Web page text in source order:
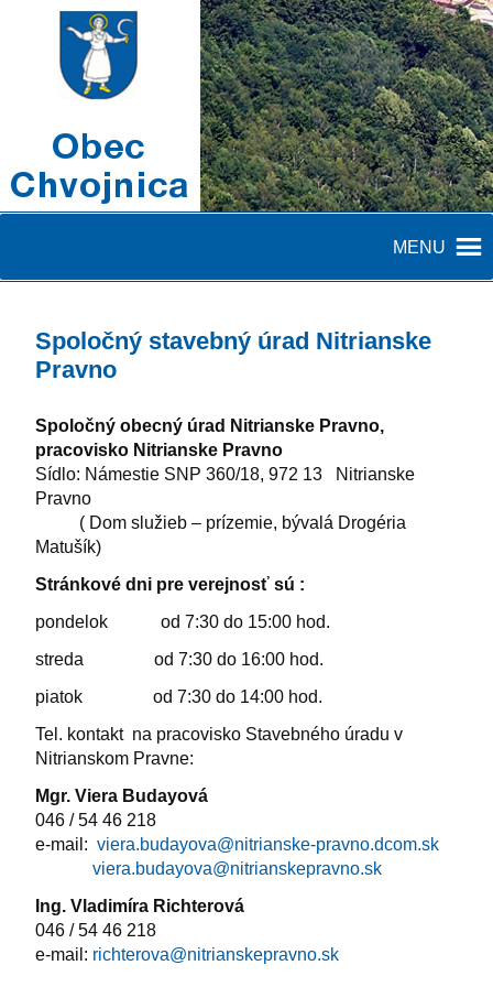
MENU
Spoločný stavebný úrad Nitrianske
Pravno
Spoločný obecný úrad Nitrianske Pravno,
pracovisko Nitrianske Pravno
Sídlo: Námestie SNP 360/18, 972 13 Nitrianske
Pravno
( Dom služieb – prízemie, bývalá Drogéria
Matušík)
Stránkové dni pre verejnosť sú :
pondelok od 7:30 do 15:00 hod.
streda od 7:30 do 16:00 hod.
piatok od 7:30 do 14:00 hod.
Tel. kontakt na pracovisko Stavebného úradu v
Nitrianskom Pravne:
Mgr. Viera Budayová
046 / 54 46 218
e-mail: viera.budayova@nitrianske-pravno.dcom.sk
viera.budayova@nitrianskepravno.sk
Ing. Vladimíra Richterová
046 / 54 46 218
e-mail: richterova@nitrianskepravno.sk